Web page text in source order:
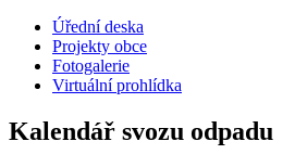
Úřední deska
Projekty obce
Fotogalerie
Virtuální prohlídka
Kalendář svozu odpadu